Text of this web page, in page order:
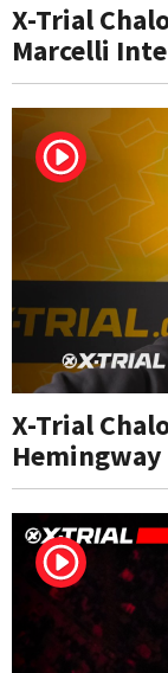
X-Trial
Marcelli
X-Trial